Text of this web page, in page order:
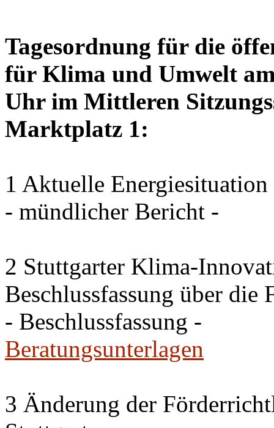
Tagesordnung für die
für Klima und Umwelt
Uhr im Mittleren
Marktplatz 1:
1 Aktuelle Energiesituation
- mündlicher Bericht -
2 Stuttgarter Klima-
Beschlussfassung über die
- Beschlussfassung -
Beratungsunterlagen
3 Änderung der